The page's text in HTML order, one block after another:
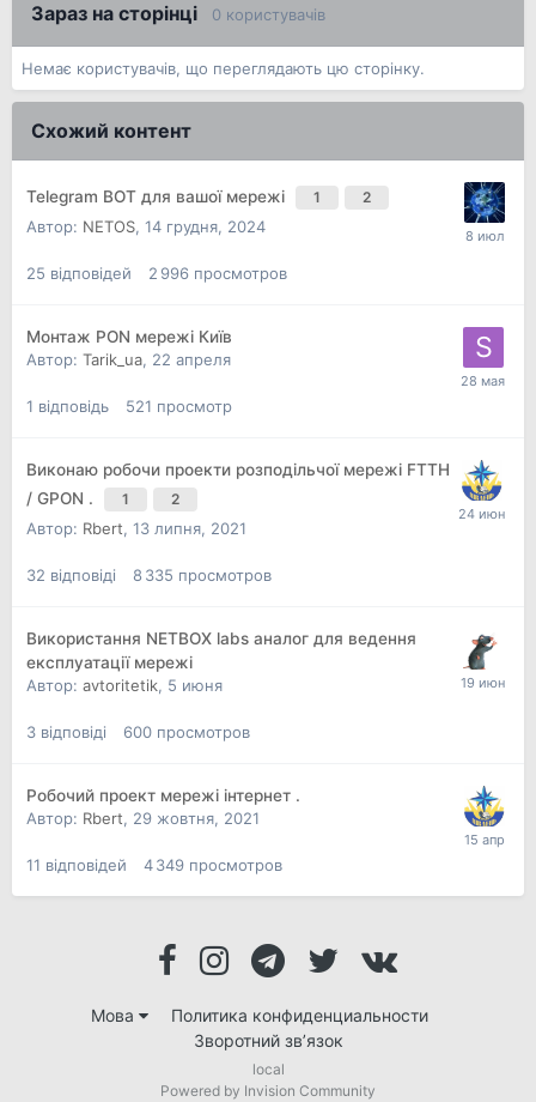
Зараз на сторінці 0 користувачів
Немає користувачів, що переглядають цю сторінку.
Схожий контент
Telegram BOT для вашої мережі 1 2
Автор: NETOS, 14 грудня, 2024
25 відповідей 2 996 просмотров
Монтаж PON мережі Київ
Автор: Tarik_ua, 22 апреля
1 відповідь 521 просмотр
Виконаю робочи проекти розподільчої мережі FTTH
/ GPON .
1 2
Автор: Rbert, 13 липня, 2021
32 відповіді 8 335 просмотров
Використання NETBOX labs аналог для ведення
експлуатації мережі
Автор: avtoritetik, 5 июня
3 відповіді 600 просмотров
Робочий проект мережі інтернет .
Автор: Rbert, 29 жовтня, 2021
11 відповідей 4 349 просмотров
Мова
Политика конфиденциальности
Зворотний зв’язок
local
Powered by Invision Community